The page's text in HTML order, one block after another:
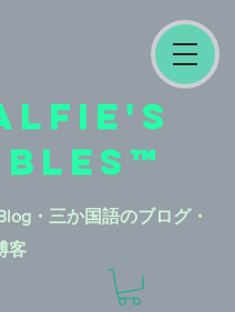
・三か国語のブログ・
客